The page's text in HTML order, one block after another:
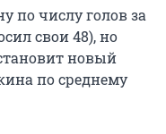
по числу голов за
свои 48), но
новый
по среднему